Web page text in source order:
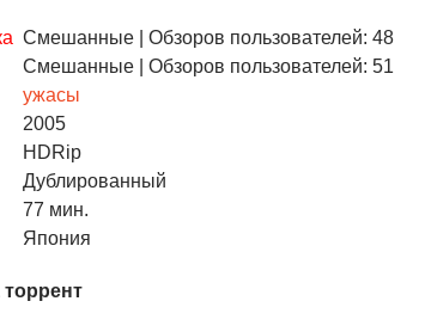
Смешанные | Обзоров пользователей: 48
Смешанные | Обзоров пользователей: 51
ужасы
2005
HDRip
Дублированный
77 мин.
Япония